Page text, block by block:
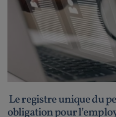
Le registre unique du
obligation pour